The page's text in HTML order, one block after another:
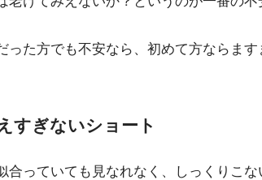
った方でも不安なら、初めて方ならます
すぎないショート
合っていても見なれなく、しっくりこな